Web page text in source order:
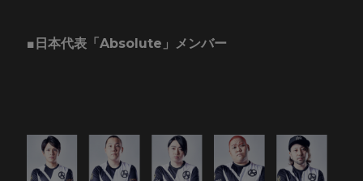
■日本代表「Absolute」メンバー